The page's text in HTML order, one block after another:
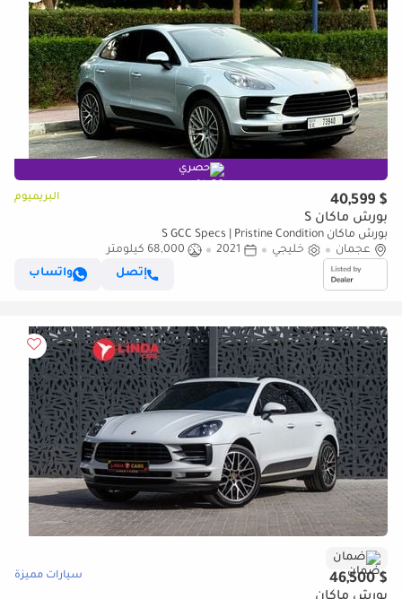
حصري
$ 40,599 البريميوم
بورش ماكان S
بورش ماكان S GCC Specs | Pristine Condition
عجمان
خليجي 2021
68,000 كيلومتر
إتصل
واتساب
ضمان
$ 46,500 سيارات مميزة